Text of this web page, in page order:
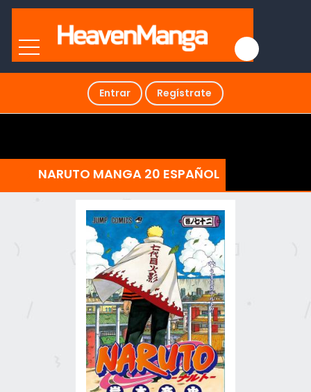
Entrar Regístrate
NARUTO MANGA 20 ESPAÑOL